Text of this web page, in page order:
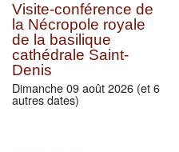
Visite-conférence de
la Nécropole royale
de la basilique
cathédrale Saint-
Denis
Dimanche 09 août 2026 (et 6
autres dates)